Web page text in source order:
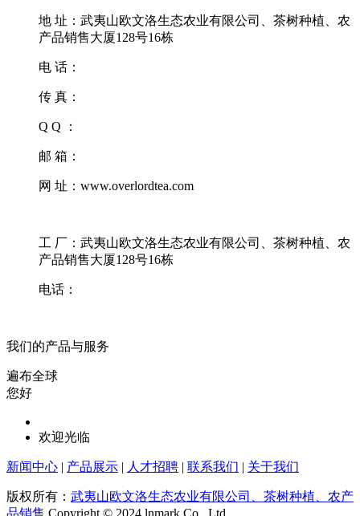
地 址：武夷山欧文洛生态农业有限公司、茶树种植、农
产品销售大厦128号16栋
电 话：
传 真：
Q Q ：
邮 箱：
网 址：www.overlordtea.com
工 厂：武夷山欧文洛生态农业有限公司、茶树种植、农
产品销售大厦128号16栋
电话：
我们的产品与服务
遍布全球
您好
欢迎光临
新闻中心 | 产品展示 | 人才招聘 | 联系我们 | 关于我们
版权所有： 武夷山欧文洛生态农业有限公司、茶树种植、农产
品销售 Copyright © 2024 lnmark Co., Ltd.